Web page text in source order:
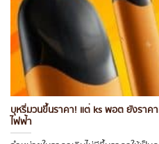
บุหรี่มวนขึ้นราคา! แต่ ks พอต ยังราค
ไฟฟ้า